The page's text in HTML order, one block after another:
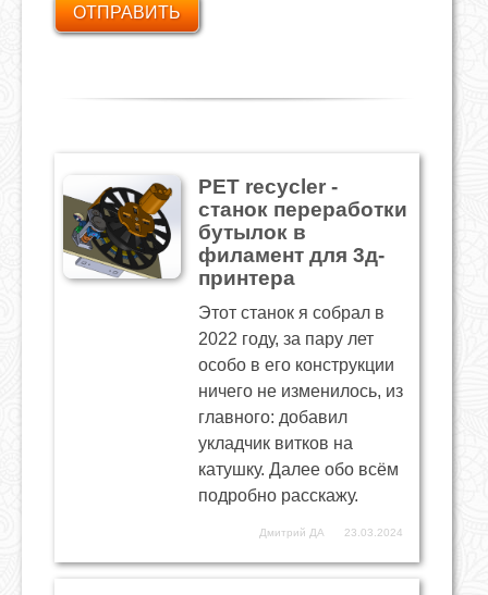
PET recycler -
станок переработки
бутылок в
филамент для 3д-
принтера
Этот станок я собрал в
2022 году, за пару лет
особо в его конструкции
ничего не изменилось, из
главного: добавил
укладчик витков на
катушку. Далее обо всём
подробно расскажу.
Дмитрий ДА 23.03.2024